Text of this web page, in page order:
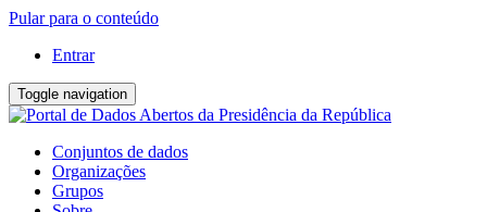
Pular para o conteúdo
Entrar
Toggle navigation
Conjuntos de dados
Organizações
Grupos